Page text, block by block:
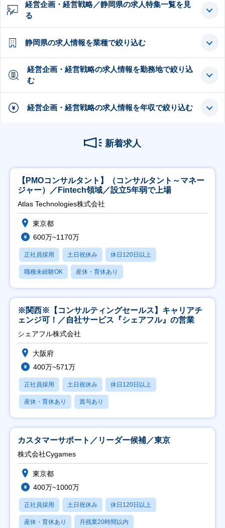
経営企画・経営戦略／静岡県の求人特集一覧を見
る
静岡県の求人情報を業種で絞り込む
経営企画・経営戦略の求人情報を勤務地で絞り込
む
経営企画・経営戦略の求人情報を年収で絞り込む
新着求人
【PMOコンサルタント】（コンサルタント～マネー
ジャー）／Fintech領域／設立5年弱で上場
Atlas Technologies株式会社
東京都
600万~1170万
正社員採用 土日祝休み 休日120日以上
職種未経験OK 産休・育休あり
※関西※【コンサルティングセールス】キャリアチ
ェンジ可！／自社サービス『シェアフル』の営業
シェアフル株式会社
大阪府
400万~571万
正社員採用 土日祝休み 休日120日以上
産休・育休あり 賞与あり
カスタマーサポート／リーダー候補／東京
株式会社Cygames
東京都
400万~1000万
正社員採用 土日祝休み 休日120日以上
産休・育休あり 月残業20時間以内